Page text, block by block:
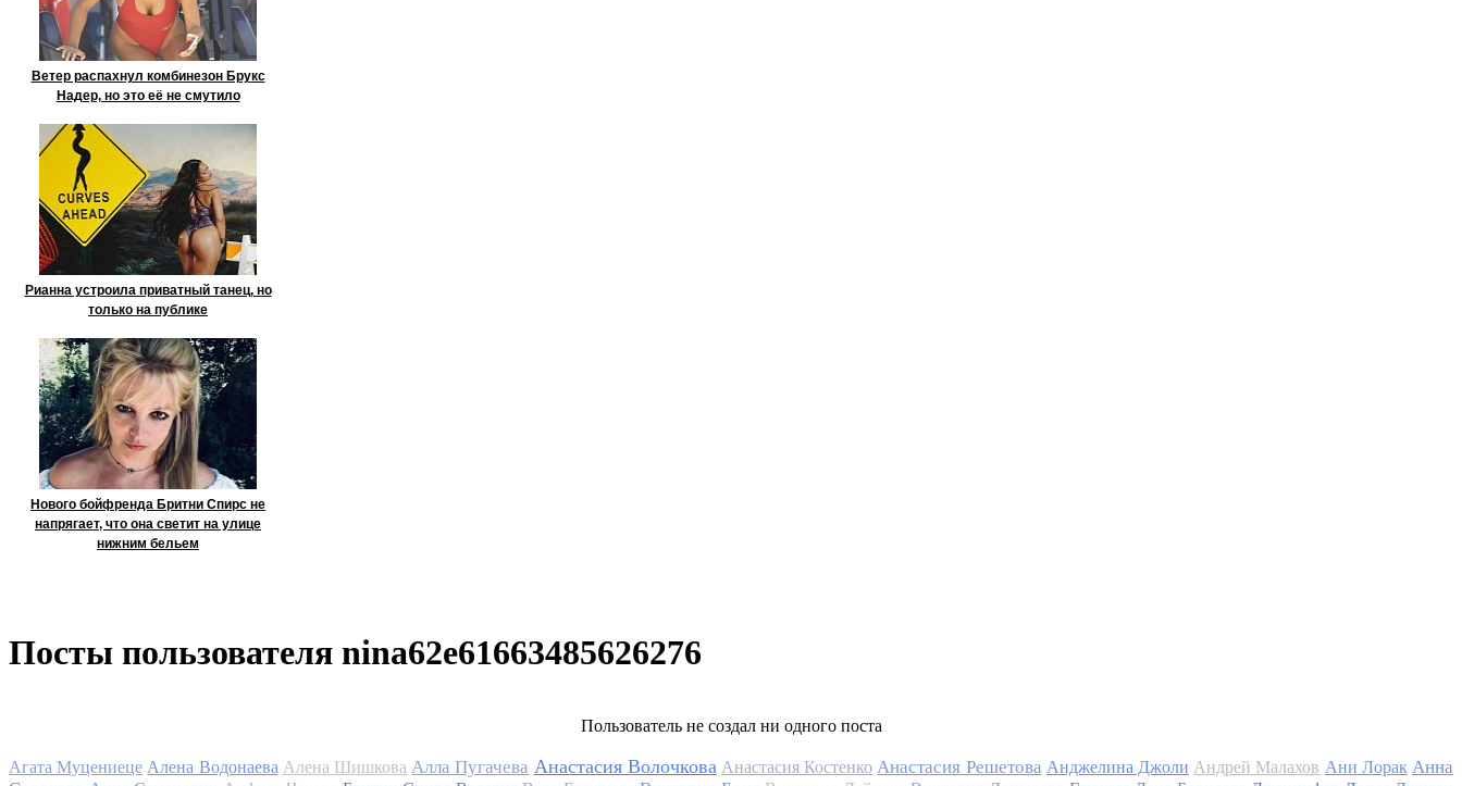
Ветер распахнул комбинезон Брукс
Надер, но это её не смутило
Рианна устроила приватный танец, но
только на публике
Нового бойфренда Бритни Спирс не
напрягает, что она светит на улице
нижним бельем
Посты пользователя nina62e61663485626276
Пользователь не создал ни одного поста
Агата Муцениеце Алена Водонаева Алена Шишкова Алла Пугачева Анастасия Волочкова Анастасия Костенко Анастасия Решетова Анджелина Джоли Андрей Малахов Ани Лорак Анна